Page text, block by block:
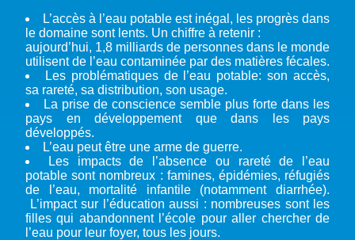
L’accès à l’eau potable est inégal, les progrès dans
le domaine sont lents. Un chiffre à retenir :
aujourd’hui, 1,8 milliards de personnes dans le monde
utilisent de l’eau contaminée par des matières fécales.
Les problématiques de l’eau potable: son accès,
sa rareté, sa distribution, son usage.
La prise de conscience semble plus forte dans les
pays en développement que dans les pays
développés.
L’eau peut être une arme de guerre.
Les impacts de l’absence ou rareté de l’eau
potable sont nombreux : famines, épidémies, réfugiés
de l’eau, mortalité infantile (notamment diarrhée).
L’impact sur l’éducation aussi : nombreuses sont les
filles qui abandonnent l’école pour aller chercher de
l’eau pour leur foyer, tous les jours.